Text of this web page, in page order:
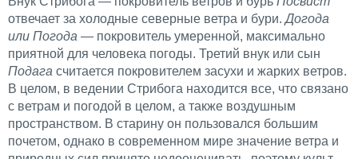
отвечает за холодные северные ветра и бури.Догода
или Погода — покровитель умеренной, максимально
приятной для человека погоды. Третий внук или сын
Подага считается покровителем засухи и жарких ветров.
В целом, в ведении Стрибога находится все, что связано
с ветрам и погодой в целом, а также воздушным
пространством. В старину он пользовался большим
почетом, однако в современном мире значение ветра и